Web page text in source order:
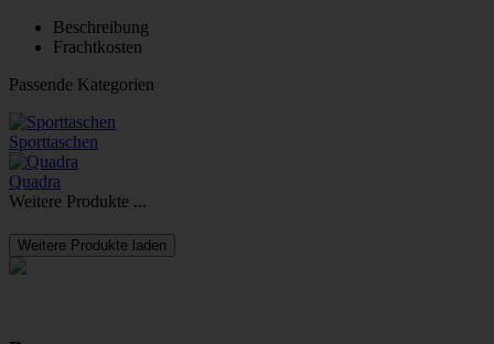
Beschreibung
Frachtkosten
Passende Kategorien
Sporttaschen
Quadra
Weitere Produkte ...
Weitere Produkte laden